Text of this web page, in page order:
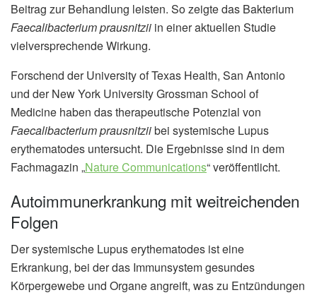
Beitrag zur Behandlung leisten. So zeigte das Bakterium
Faecalibacterium prausnitzii in einer aktuellen Studie
vielversprechende Wirkung.
Forschend der University of Texas Health, San Antonio
und der New York University Grossman School of
Medicine haben das therapeutische Potenzial von
Faecalibacterium prausnitziibei systemische Lupus
erythematodes untersucht. Die Ergebnisse sind in dem
Fachmagazin „Nature Communications“ veröffentlicht.
Autoimmunerkrankung mit weitreichenden
Folgen
Der systemische Lupus erythematodes ist eine
Erkrankung, bei der das Immunsystem gesundes
Körpergewebe und Organe angreift, was zu Entzündungen